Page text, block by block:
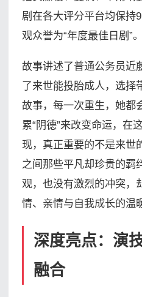
剧在各大评分平台均保持
观众誉为“年度最佳日剧”。
故事讲述了普通公务员近
了来世能投胎成人，选择
故事，每一次重生，她都
累“阴德”来改变命运，在
现，真正重要的不是来世
之间那些平凡却珍贵的羁
观，也没有激烈的冲突，
情、亲情与自我成长的温
深度亮点：演
融合